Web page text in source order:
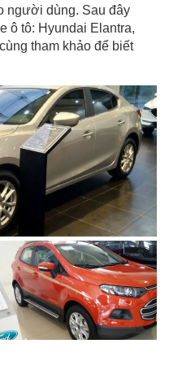
người dùng. Sau đây
ô tô: Hyundai Elantra,
tham khảo để biết